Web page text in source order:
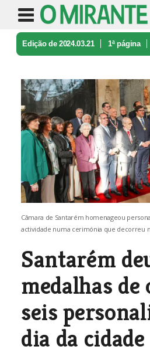
Edição de 2024.03.21 1ª página
Câmara de Santarém homenageou
actividade numa cerimónia que decorreu
Santarém
medalhas de
seis
dia da cidade